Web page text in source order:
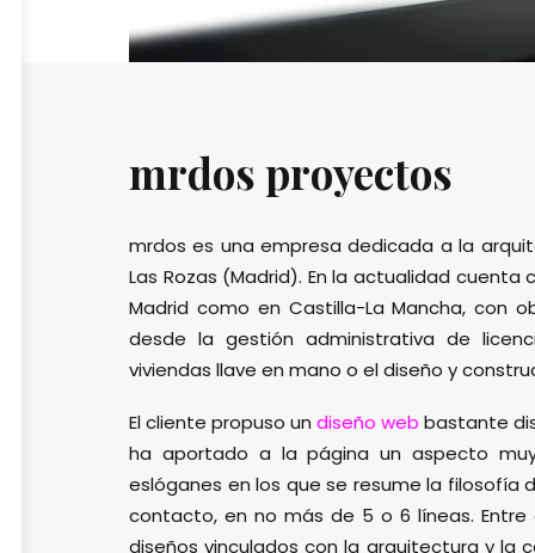
mrdos proyectos
mrdos es una empresa dedicada a la
Las Rozas (Madrid). En la actualidad
Madrid como en Castilla-La Mancha, con
desde la gestión administrativa de
viviendas llave en mano o el diseño y
El cliente propuso undiseño web bastante
ha aportado a la página un aspecto
eslóganes en los que se resume la filosofía
contacto, en no más de 5 o 6 líneas.
diseños vinculados con la arquitectura y la